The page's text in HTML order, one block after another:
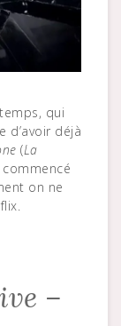
qui
d’avoir déjà
(La
on ne
–